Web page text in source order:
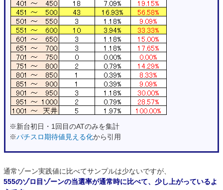
※新台初日・1回目のATのみを集計
※パチスロ期待値見える化から引用
通常ゾーン実践値に比べてサンプルは少ないですが、
555のゾロ目ゾーンの当選率が通常時に比べて、少し上がっているよ